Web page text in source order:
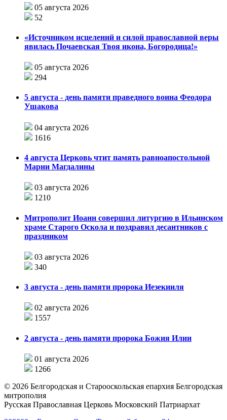
05 августа 2026
52
«Источником исцелений и силой православной веры
явилась Почаевская Твоя икона, Богородица!»
05 августа 2026
294
5 августа - день памяти праведного воина Феодора
Ушакова
04 августа 2026
1616
4 августа Церковь чтит память равноапостольной
Марии Магдалины
03 августа 2026
1210
Митрополит Иоанн совершил литургию в Ильинском
храме Старого Оскола и поздравил десантников с
праздником
03 августа 2026
340
3 августа - день памяти пророка Иезекииля
02 августа 2026
1557
2 августа - день памяти пророка Божия Илии
01 августа 2026
1266
© 2026 Белгородская и Старооскольская епархия Белгородская
митрополия
Русская Православная Церковь Московский Патриархат